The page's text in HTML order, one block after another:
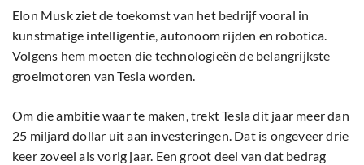
Elon Musk ziet de toekomst van het bedrijf vooral in
kunstmatige intelligentie, autonoom rijden en robotica.
Volgens hem moeten die technologieën de belangrijkste
groeimotoren van Tesla worden.
Om die ambitie waar te maken, trekt Tesla dit jaar meer dan
25 miljard dollar uit aan investeringen. Dat is ongeveer drie
keer zoveel als vorig jaar. Een groot deel van dat bedrag